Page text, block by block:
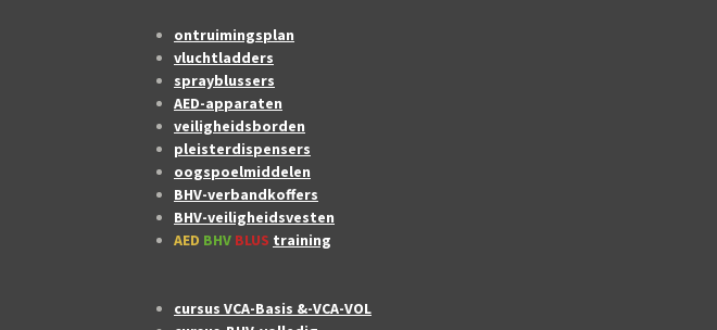
ontruimingsplan
vluchtladders
sprayblussers
AED-apparaten
veiligheidsborden
pleisterdispensers
oogspoelmiddelen
BHV-verbandkoffers
BHV-veiligheidsvesten
AED BHV BLUS training
cursus VCA-Basis &-VCA-VOL